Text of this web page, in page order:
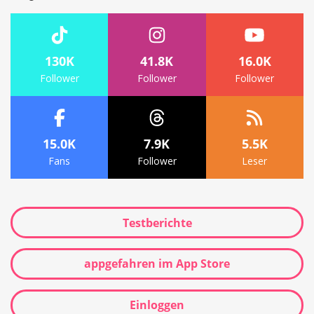
130K
Follower
41.8K
Follower
16.0K
Follower
15.0K
Fans
7.9K
Follower
5.5K
Leser
Testberichte
appgefahren im App Store
Einloggen